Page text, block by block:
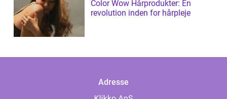
Color Wow Hårprodukter: En
revolution inden for hårpleje
Adresse